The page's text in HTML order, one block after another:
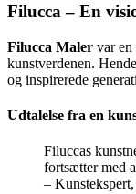
Filucca – En
Filucca Maler var
kunstverdenen.
og inspirerede
Udtalelse fra en
Filuccas
fortsætter med
–